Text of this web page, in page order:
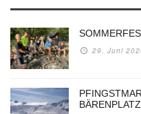
29. Juni